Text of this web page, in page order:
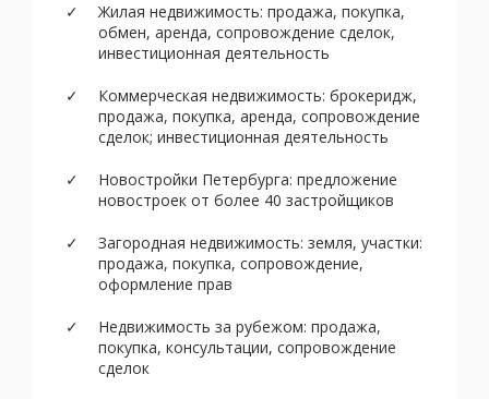
Жилая недвижимость: продажа, покупка,
обмен, аренда, сопровождение сделок,
инвестиционная деятельность
Коммерческая недвижимость: брокеридж,
продажа, покупка, аренда, сопровождение
сделок; инвестиционная деятельность
Новостройки Петербурга: предложение
новостроек от более 40 застройщиков
Загородная недвижимость: земля, участки:
продажа, покупка, сопровождение,
оформление прав
Недвижимость за рубежом: продажа,
покупка, консультации, сопровождение
сделок